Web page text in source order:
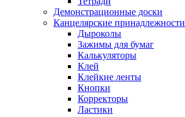
Демонстрационные доски
Канцелярские принадлежности
Дыроколы
Зажимы для бумаг
Калькуляторы
Клей
Клейкие ленты
Кнопки
Корректоры
Ластики